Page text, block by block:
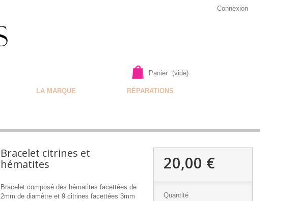
Connexion
Panier (vide)
LA MARQUE RÉPARATIONS
Bracelet citrines et
hématites
Bracelet composé des hématites facettées de
2mm de diamètre et 9 citrines facettées 3mm
20,00 €
Quantité